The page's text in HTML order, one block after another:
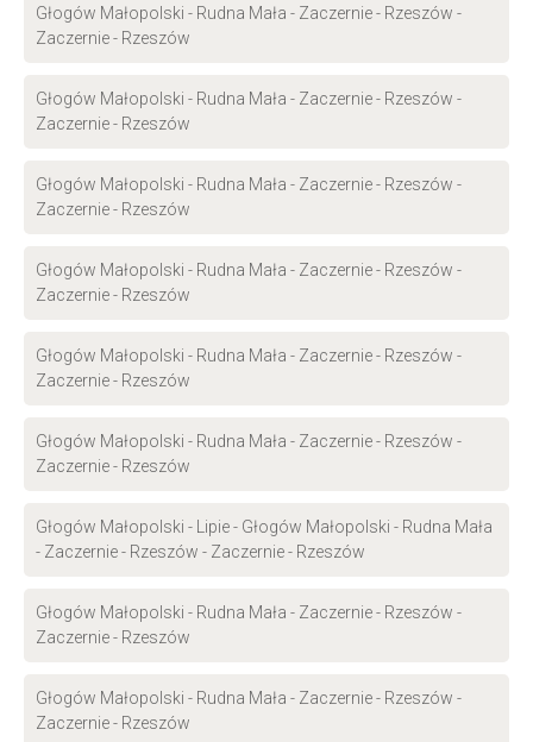
Głogów Małopolski - Rudna Mała - Zaczernie - Rzeszów -
Zaczernie - Rzeszów
Głogów Małopolski - Rudna Mała - Zaczernie - Rzeszów -
Zaczernie - Rzeszów
Głogów Małopolski - Rudna Mała - Zaczernie - Rzeszów -
Zaczernie - Rzeszów
Głogów Małopolski - Rudna Mała - Zaczernie - Rzeszów -
Zaczernie - Rzeszów
Głogów Małopolski - Rudna Mała - Zaczernie - Rzeszów -
Zaczernie - Rzeszów
Głogów Małopolski - Rudna Mała - Zaczernie - Rzeszów -
Zaczernie - Rzeszów
Głogów Małopolski - Lipie - Głogów Małopolski - Rudna Mała
- Zaczernie - Rzeszów - Zaczernie - Rzeszów
Głogów Małopolski - Rudna Mała - Zaczernie - Rzeszów -
Zaczernie - Rzeszów
Głogów Małopolski - Rudna Mała - Zaczernie - Rzeszów -
Zaczernie - Rzeszów